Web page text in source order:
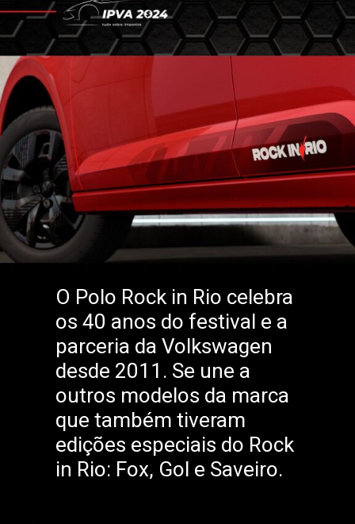
O Polo Rock in Rio celebra
os 40 anos do festival e a
parceria da Volkswagen
desde 2011. Se une a
outros modelos da marca
que também tiveram
edições especiais do Rock
in Rio: Fox, Gol e Saveiro.